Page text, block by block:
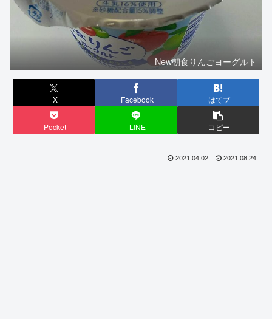
New朝食りんごヨーグルト
X Facebook はてブ
Pocket LINE コピー
2021.04.02 2021.08.24